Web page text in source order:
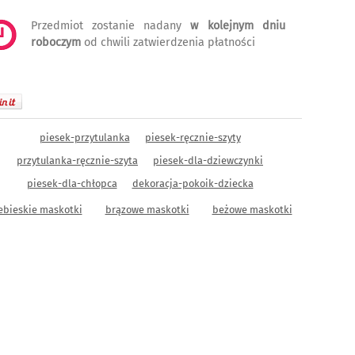
Przedmiot zostanie nadanyw kolejnym dniu
roboczymod chwili zatwierdzenia płatności
piesek-przytulanka
piesek-ręcznie-szyty
przytulanka-ręcznie-szyta
piesek-dla-dziewczynki
piesek-dla-chłopca
dekoracja-pokoik-dziecka
maskotki brązowe maskotki beżowe maskotki